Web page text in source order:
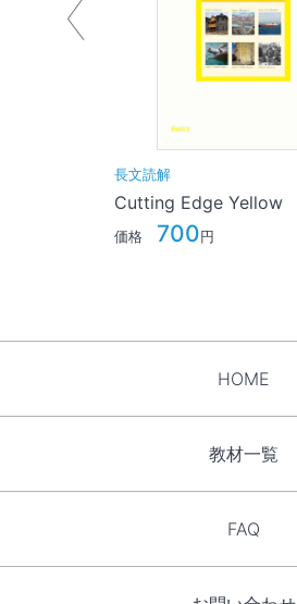
長文読解
Cutting Edge Yellow
価格 700円
HOME
教材一覧
FAQ